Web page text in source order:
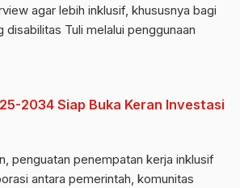
agar lebih inklusif, khususnya bagi
Tuli melalui penggunaan
2034 Siap Buka Keran Investasi
penguatan penempatan kerja inklusif
antara pemerintah, komunitas